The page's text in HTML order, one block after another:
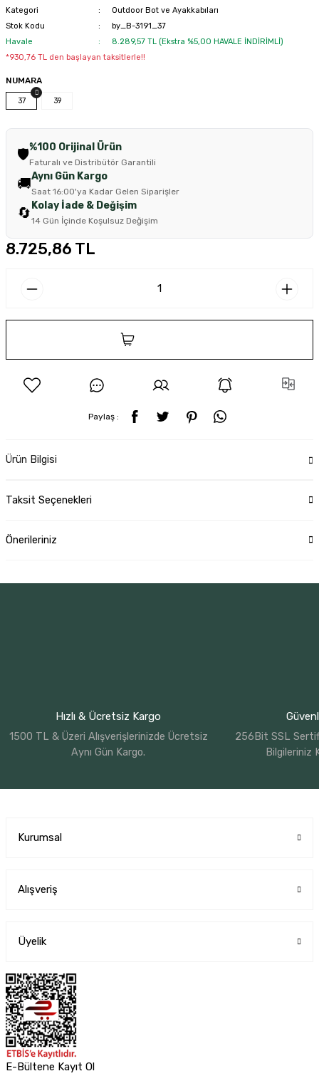
Kategori
Outdoor Bot ve Ayakkabıları
Stok Kodu
by_B-3191_37
Havale
8.289,57 TL (Ekstra %5,00 HAVALE İNDİRİMLİ)
*930,76 TL den başlayan taksitlerle!!
NUMARA
37 39
🛡️%100 Orijinal Ürün
Faturalı ve Distribütör Garantili
🚚Aynı Gün Kargo
Saat 16:00'ya Kadar Gelen Siparişler
🔄 Kolay İade & Değişim
14 Gün İçinde Koşulsuz Değişim
8.725,86 TL
Paylaş :
Ürün Bilgisi
Taksit Seçenekleri
Önerileriniz
Hızlı & Ücretsiz Kargo
1500 TL & Üzeri Alışverişlerinizde Ücretsiz
Aynı Gün Kargo.
256Bit SSL
Bilgileriniz
Kurumsal
Alışveriş
Üyelik
E-Bültene Kayıt Ol